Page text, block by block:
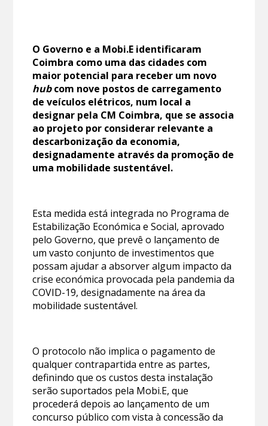
O Governo e a Mobi.E identificaram
Coimbra como uma das cidades com
maior potencial para receber um novo
hubcom nove postos de carregamento
de veículos elétricos, num local a
designar pela CM Coimbra, que se associa
ao projeto por considerar relevante a
descarbonização da economia,
designadamente através da promoção de
uma mobilidade sustentável.
Esta medida está integrada no Programa de
Estabilização Económica e Social, aprovado
pelo Governo, que prevê o lançamento de
um vasto conjunto de investimentos que
possam ajudar a absorver algum impacto da
crise económica provocada pela pandemia da
COVID-19, designadamente na área da
mobilidade sustentável.
O protocolo não implica o pagamento de
qualquer contrapartida entre as partes,
definindo que os custos desta instalação
serão suportados pela Mobi.E, que
procederá depois ao lançamento de um
concurso público com vista à concessão da